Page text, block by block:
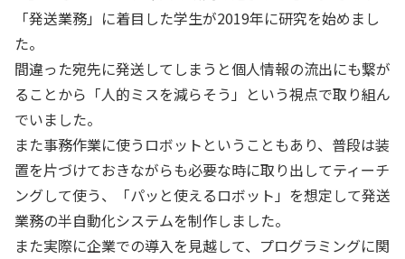
「発送業務」に着目した学生が2019年に研究を始めまし
た。
間違った宛先に発送してしまうと個人情報の流出にも繋が
ることから「人的ミスを減らそう」という視点で取り組ん
でいました。
また事務作業に使うロボットということもあり、普段は装
置を片づけておきながらも必要な時に取り出してティーチ
ングして使う、「パッと使えるロボット」を想定して発送
業務の半自動化システムを制作しました。
また実際に企業での導入を見越して、プログラミングに関